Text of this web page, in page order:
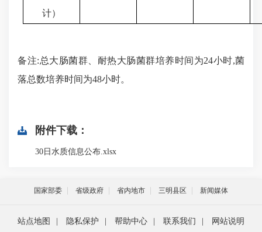
计）
备注:总大肠菌群、耐热大肠菌群培养时间为24小时,菌
落总数培养时间为48小时。
附件下载：
30日水质信息公布.xlsx
国家部委 省级政府 省内地市 三明县区 新闻媒体
站点地图 隐私保护 帮助中心 联系我们 网站说明